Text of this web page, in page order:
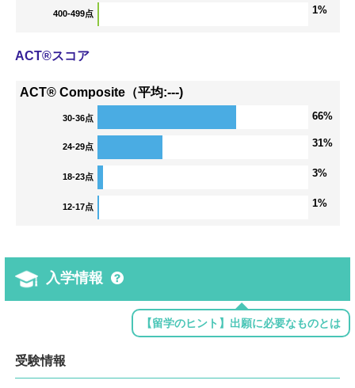
400-499点 1%
ACT®スコア
ACT® Composite（平均:---)
30-36点 66%
24-29点 31%
18-23点 3%
12-17点 1%
入学情報
【留学のヒント】出願に必要なものとは
受験情報